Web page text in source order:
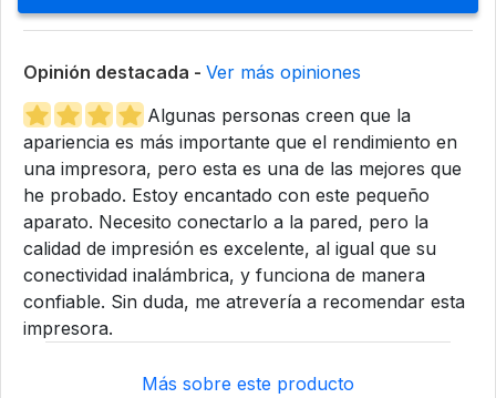
Opinión destacada - Ver más opiniones
Algunas personas creen que la
apariencia es más importante que el rendimiento en
una impresora, pero esta es una de las mejores que
he probado. Estoy encantado con este pequeño
aparato. Necesito conectarlo a la pared, pero la
calidad de impresión es excelente, al igual que su
conectividad inalámbrica, y funciona de manera
confiable. Sin duda, me atrevería a recomendar esta
impresora.
Más sobre este producto